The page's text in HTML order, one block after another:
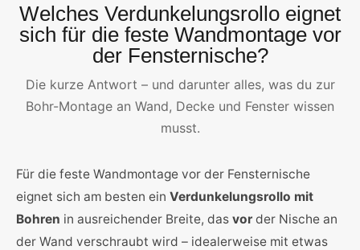
Welches Verdunkelungsrollo eignet
sich für die feste Wandmontage vor
der Fensternische?
Die kurze Antwort – und darunter alles, was du zur
Bohr-Montage an Wand, Decke und Fenster wissen
musst.
Für die feste Wandmontage vor der Fensternische
eignet sich am besten ein Verdunkelungsrollo mit
Bohren in ausreichender Breite, das vor der Nische an
der Wand verschraubt wird – idealerweise mit etwas